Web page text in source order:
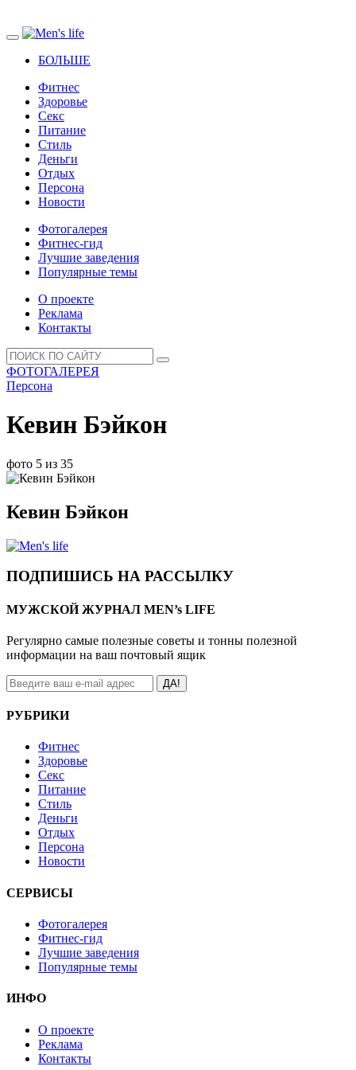
БОЛЬШЕ
Фитнес
Здоровье
Секс
Питание
Стиль
Деньги
Отдых
Персона
Новости
Фотогалерея
Фитнес-гид
Лучшие заведения
Популярные темы
О проекте
Реклама
Контакты
ФОТОГАЛЕРЕЯ
Персона
Кевин Бэйкон
фото 5 из 35
Кевин Бэйкон
ПОДПИШИСЬ НА РАССЫЛКУ
МУЖСКОЙ ЖУРНАЛ MEN’s LIFE
Регулярно самые полезные советы и тонны полезной
информации на ваш почтовый ящик
ДА!
РУБРИКИ
Фитнес
Здоровье
Секс
Питание
Стиль
Деньги
Отдых
Персона
Новости
СЕРВИСЫ
Фотогалерея
Фитнес-гид
Лучшие заведения
Популярные темы
ИНФО
О проекте
Реклама
Контакты